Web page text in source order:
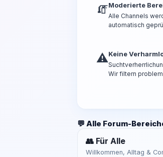
🧯Moderierte
Alle Channels
automatisch
⚠️Keine
Wir filtern
💬 Alle Forum-
👥 Für Alle
Willkommen, Alltag &